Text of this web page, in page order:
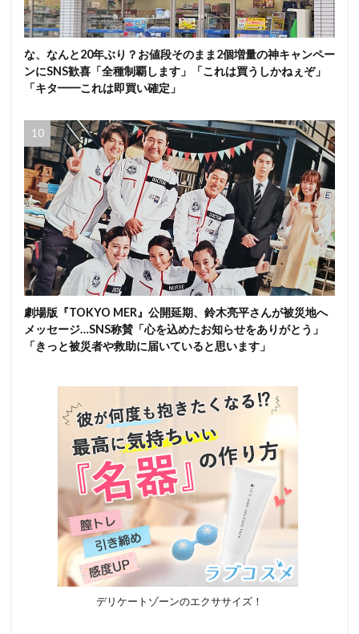
な、なんと20年ぶり？お値段そのまま2個増量の神キャンペー
ンにSNS歓喜「全種制覇します」「これは買うしかねぇぞ」
「キタ━━これは即買い確定」
劇場版『TOKYO MER』公開延期、鈴木亮平さんが被災地へ
メッセージ…SNS称賛「心を込めたお知らせをありがとう」
「きっと被災者や救助に届いていると思います」
デリケートゾーンのエクササイズ！